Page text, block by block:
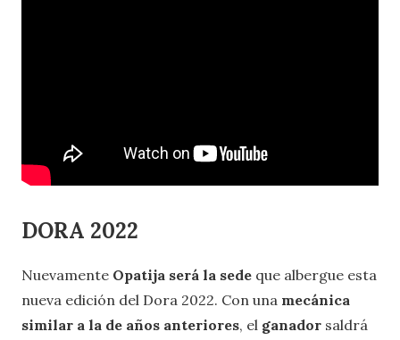
DORA 2022
Nuevamente Opatija será la sede que albergue esta
nueva edición del Dora 2022. Con una mecánica
similar a la de años anteriores, el ganador saldrá